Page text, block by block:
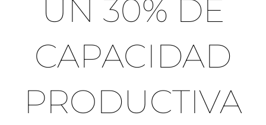
UN 30% DE
CAPACIDAD
PRODUCTIVA